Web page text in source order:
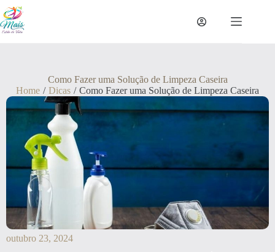
Como Fazer uma Solução de Limpeza Caseira
Home / Dicas / Como Fazer uma Solução de Limpeza Caseira
outubro 23, 2024